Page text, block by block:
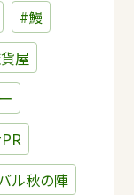
#鰻
屋
ル秋の陣